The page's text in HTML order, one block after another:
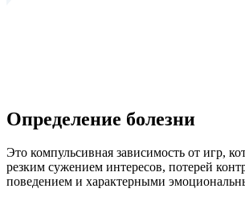
Определение болезни
Это компульсивная зависимость от игр,
резким сужением интересов, потерей
поведением и характерными